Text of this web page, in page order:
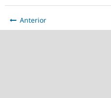
Anterior